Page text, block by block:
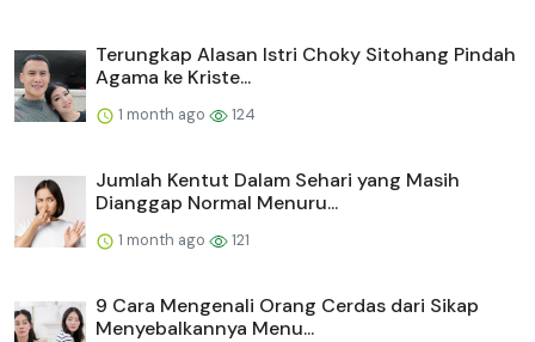
Terungkap Alasan Istri Choky Sitohang Pindah
Agama ke Kriste...
1 month ago 124
Jumlah Kentut Dalam Sehari yang Masih
Dianggap Normal Menuru...
1 month ago 121
9 Cara Mengenali Orang Cerdas dari Sikap
Menyebalkannya Menu...